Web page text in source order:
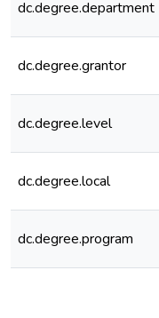
dc.degree.department
dc.degree.grantor
dc.degree.level
dc.degree.local
dc.degree.program